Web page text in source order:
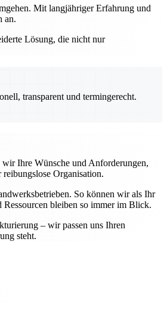
Mit langjähriger Erfahrung und
an.
Lösung, die nicht nur
transparent und termingerecht.
Ihre Wünsche und Anforderungen,
Organisation.
So können wir als Ihr
bleiben so immer im Blick.
– wir passen uns Ihren
steht.